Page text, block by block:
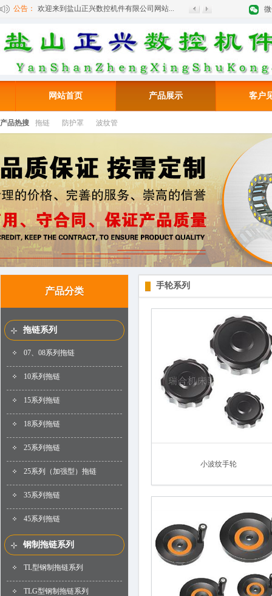
公告： 欢迎来到盐山正兴数控机件有限公司网站...
网站首页 产品展示 客户
产品热搜 拖链 防护罩 波纹管
产品分类
拖链系列
07、08系列拖链
10系列拖链
15系列拖链
18系列拖链
25系列拖链
25系列（加强型）拖链
35系列拖链
45系列拖链
钢制拖链系列
TL型钢制拖链系列
TLG型钢制拖链系列
手轮系列
小波纹手轮